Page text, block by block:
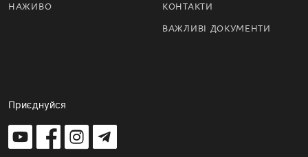
НАЖИВО КОНТАКТИ
ВАЖЛИВІ ДОКУМЕНТИ
Приєднуйся